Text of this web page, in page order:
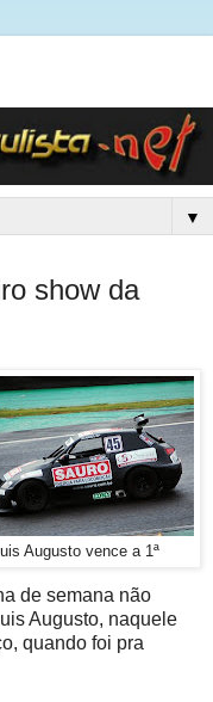
▼
show da
Luis Augusto vence a 1ª
de semana não
Augusto, naquele
quando foi pra